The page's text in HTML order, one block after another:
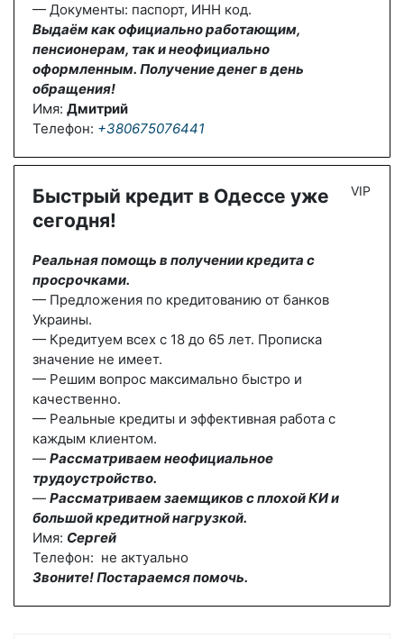
— Документы: паспорт, ИНН код.
Выдаём как официально работающим,
пенсионерам, так и неофициально
оформленным. Получение денег в день
обращения!
Имя: Дмитрий
Телефон: +380675076441
Быстрый кредит в Одессе уже
сегодня!
Реальная помощь в получении кредита с
просрочками.
— Предложения по кредитованию от банков
Украины.
— Кредитуем всех с 18 до 65 лет. Прописка
значение не имеет.
— Решим вопрос максимально быстро и
качественно.
— Реальные кредиты и эффективная работа с
каждым клиентом.
— Рассматриваем неофициальное
трудоустройство.
— Рассматриваем заемщиков с плохой КИ и
большой кредитной нагрузкой.
Имя: Сергей
Телефон: не актуально
Звоните! Постараемся помочь.
VIP